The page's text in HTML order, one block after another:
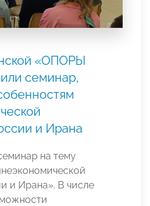
«ОПОРЫ
семинар,
и Ирана
на тему
и Ирана». В числе